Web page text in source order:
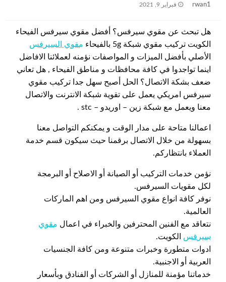
rwan1
نُشر
فبراير 9, 2021
هل تبحث عن مقوي سيرفس؟ أفضل مقوي سيرفس الفيحاء
الكويت تركيب مقوي شبكة 5g بالفيحاء
مقوي السيرفس
الأصلي بأفضل الميزات و المواصفات نؤمنه لعملائنا الافاضل
اينما تواجدوا في كافة محافظات و مناطق الفيحاء , هل تعاني
ضعف بشكة الاتصال؟ الحل أصبح سهل جدا تركيب مقوي
سيرفس امريكي يعمل على تقوية شبكة الانترنت والاتصال
معنا ويعمل مع شبكة زين – اوريدو – stc .
اعمالنا متاحة على مدار الوقت و يمكنكم التواصل معنا
بسهولة من خلال الاتصال برقمنا حيث سيكون قسم خدمة
العملاء بانتظاركم.
نؤمن خدمات التركيب أو الصيانة أو الاصلاح أو البرمجة
لكل مقويات السيرفس.
نوفر كافة انواع مقوي السيرفس ومن اهم الماركات
العالمية.
نتعاقد مع الفنين المحترفين والخبراء في اعمال مقوي
سيرفس الكويت.
ادوات متطورة وخبرات متنوعة ومن كافة الجنسيات
العربية أو الاجنبية.
خدماتنا مؤمنة للمنازل أو الشركات أو الفنادق وبأسعار